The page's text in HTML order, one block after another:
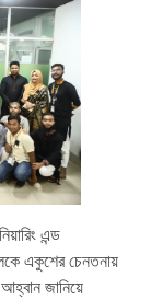
এন্ড
একুশের চেনতনায়
আহ্বান জানিয়ে